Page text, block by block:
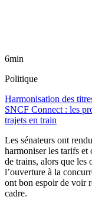
6min
Politique
Harmonisation des
SNCF Connect : les
trajets en train
Les sénateurs ont
harmoniser les tarifs et
de trains, alors que les
l’ouverture à la
ont bon espoir de voir
cadre.